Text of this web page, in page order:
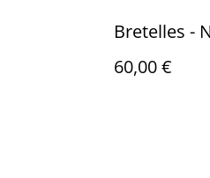
Bretelles -
60,00 €